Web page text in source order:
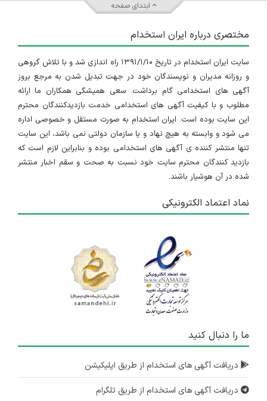
ابتدای صفحه
مختصری درباره ایران استخدام
سایت ایران استخدام در تاریخ ۱۳۹۱/۱/۱۰ راه اندازی شد و با تلاش گروهی
و روزانه مدیران و نویسندگان خود در جهت تبدیل شدن به مرجع بروز
آگهی های استخدامی گام برداشت. سعی همیشگی همکاران ما ارائه
مطلوب و با کیفیت آگهی های استخدامی خدمت بازدیدکنندگان محترم
این سایت بوده است. ایران استخدام به صورت مستقل و خصوصی اداره
می شود و وابسته به هیچ نهاد و یا سازمان دولتی نمی باشد، این سایت
تنها منتشر کننده ی آگهی های استخدامی بوده و بنابراین لازم است که
بازدید کنندگان محترم سایت خود نسبت به صحت و سقم اخبار منتشر
شده در آن هوشیار باشند.
نماد اعتماد الکترونیکی
ما را دنبال کنید
دریافت آگهی های استخدام از طریق اپلیکیشن
دریافت آگهی های استخدام از طریق تلگرام